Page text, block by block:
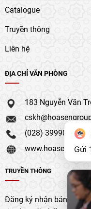
Catalogue
Truyền thông
Liên hệ
ĐỊA CHỈ VĂN PHÒNG
183 Nguyễn Văn
(028) 39990 111
TRUYỀN THÔNG
Đăng ký nhận bản tin
Gửi